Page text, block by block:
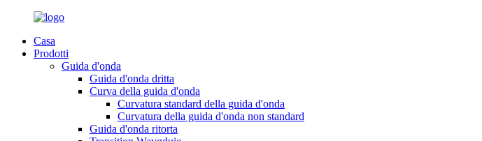
Casa
Prodotti
Guida d'onda
Guida d'onda dritta
Curva della guida d'onda
Curvatura standard della guida d'onda
Curvatura della guida d'onda non standard
Guida d'onda ritorta